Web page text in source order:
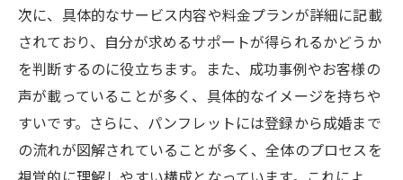
らし合わせる方法
パンフレットで見るべき重要なポイント
結婚相談所の信頼性をパンフレットで確認
する
パンフレットで知る結婚相談所の成功事例
結婚相談所の料金体系をパンフレットで比
次に、具体的なサービス内容や料金プランが詳細に記載
されており、自分が求めるサポートが得られるかどうか
を判断するのに役立ちます。また、成功事例やお客様の
声が載っていることが多く、具体的なイメージを持ちや
すいです。さらに、パンフレットには登録から成婚まで
の流れが図解されていることが多く、全体のプロセスを